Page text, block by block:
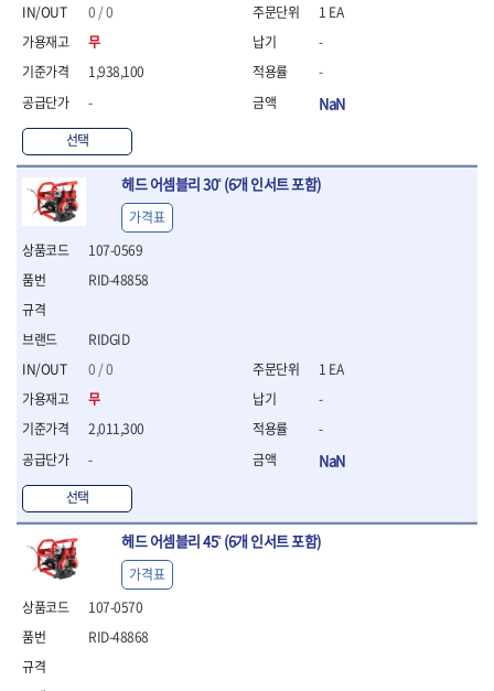
- 절연별비트소켓
- 절연육각비트소켓
- 절연라쳇핸들
- 절연콤비네이션렌치
- 절연링렌치
- 절연플라이어
- 절연전공칼
- 절연안전모
- 절연매트
- 방폭소켓
- 방폭함마스패너
- 절연일자드라이버
- 절연별드라이버
- 스트리퍼
- 라쳇케이블커터
- 자동스트리퍼
- 케이블스트리퍼
- 압착기
- 핀셋
- 절연공구세트
- 절연비트홀다
- 방폭망치
0 / 0
무
1,938,100
-
선택
1 EA
-
-
NaN
헤드 어셈블리 30˚ (6개 인서트 포함)
107-0569
RIDGID
0 / 0
무
2,011,300
-
선택
RID-48858
가격표
1 EA
-
-
NaN
헤드 어셈블리 45˚ (6개 인서트 포함)
107-0570
RID-48868
가격표